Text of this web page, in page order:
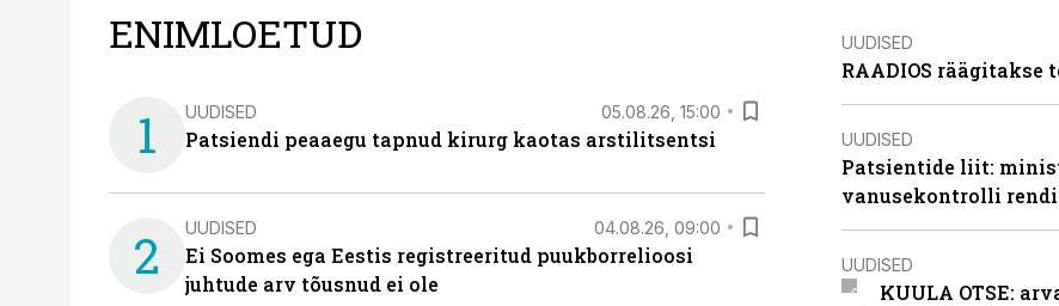
ENIMLOETUD
1 UUDISED 05.08.26, 15:00
Patsiendi peaaegu tapnud kirurg kaotas arstilitsentsi
2 UUDISED 04.08.26, 09:00
Ei Soomes ega Eestis registreeritud puukborrelioosi
juhtude arv tõusnud ei ole
UUDISED
RAADIOS
UUDISED
Patsientide liit:
vanusekontrolli
UUDISED
KUULA OTSE: